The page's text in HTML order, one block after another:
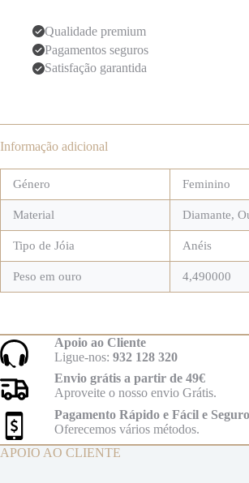
Qualidade premium
Pagamentos seguros
Satisfação garantida
Informação adicional
Género Feminino
Material Diamante,
Tipo de Jóia Anéis
Peso em ouro 4,490000
Apoio ao Cliente
Ligue-nos: 932 128 320
Envio grátis a partir de 49€
Aproveite o nosso envio Grátis.
Pagamento Rápido e Fácil e Seguro
Oferecemos vários métodos.
APOIO AO CLIENTE